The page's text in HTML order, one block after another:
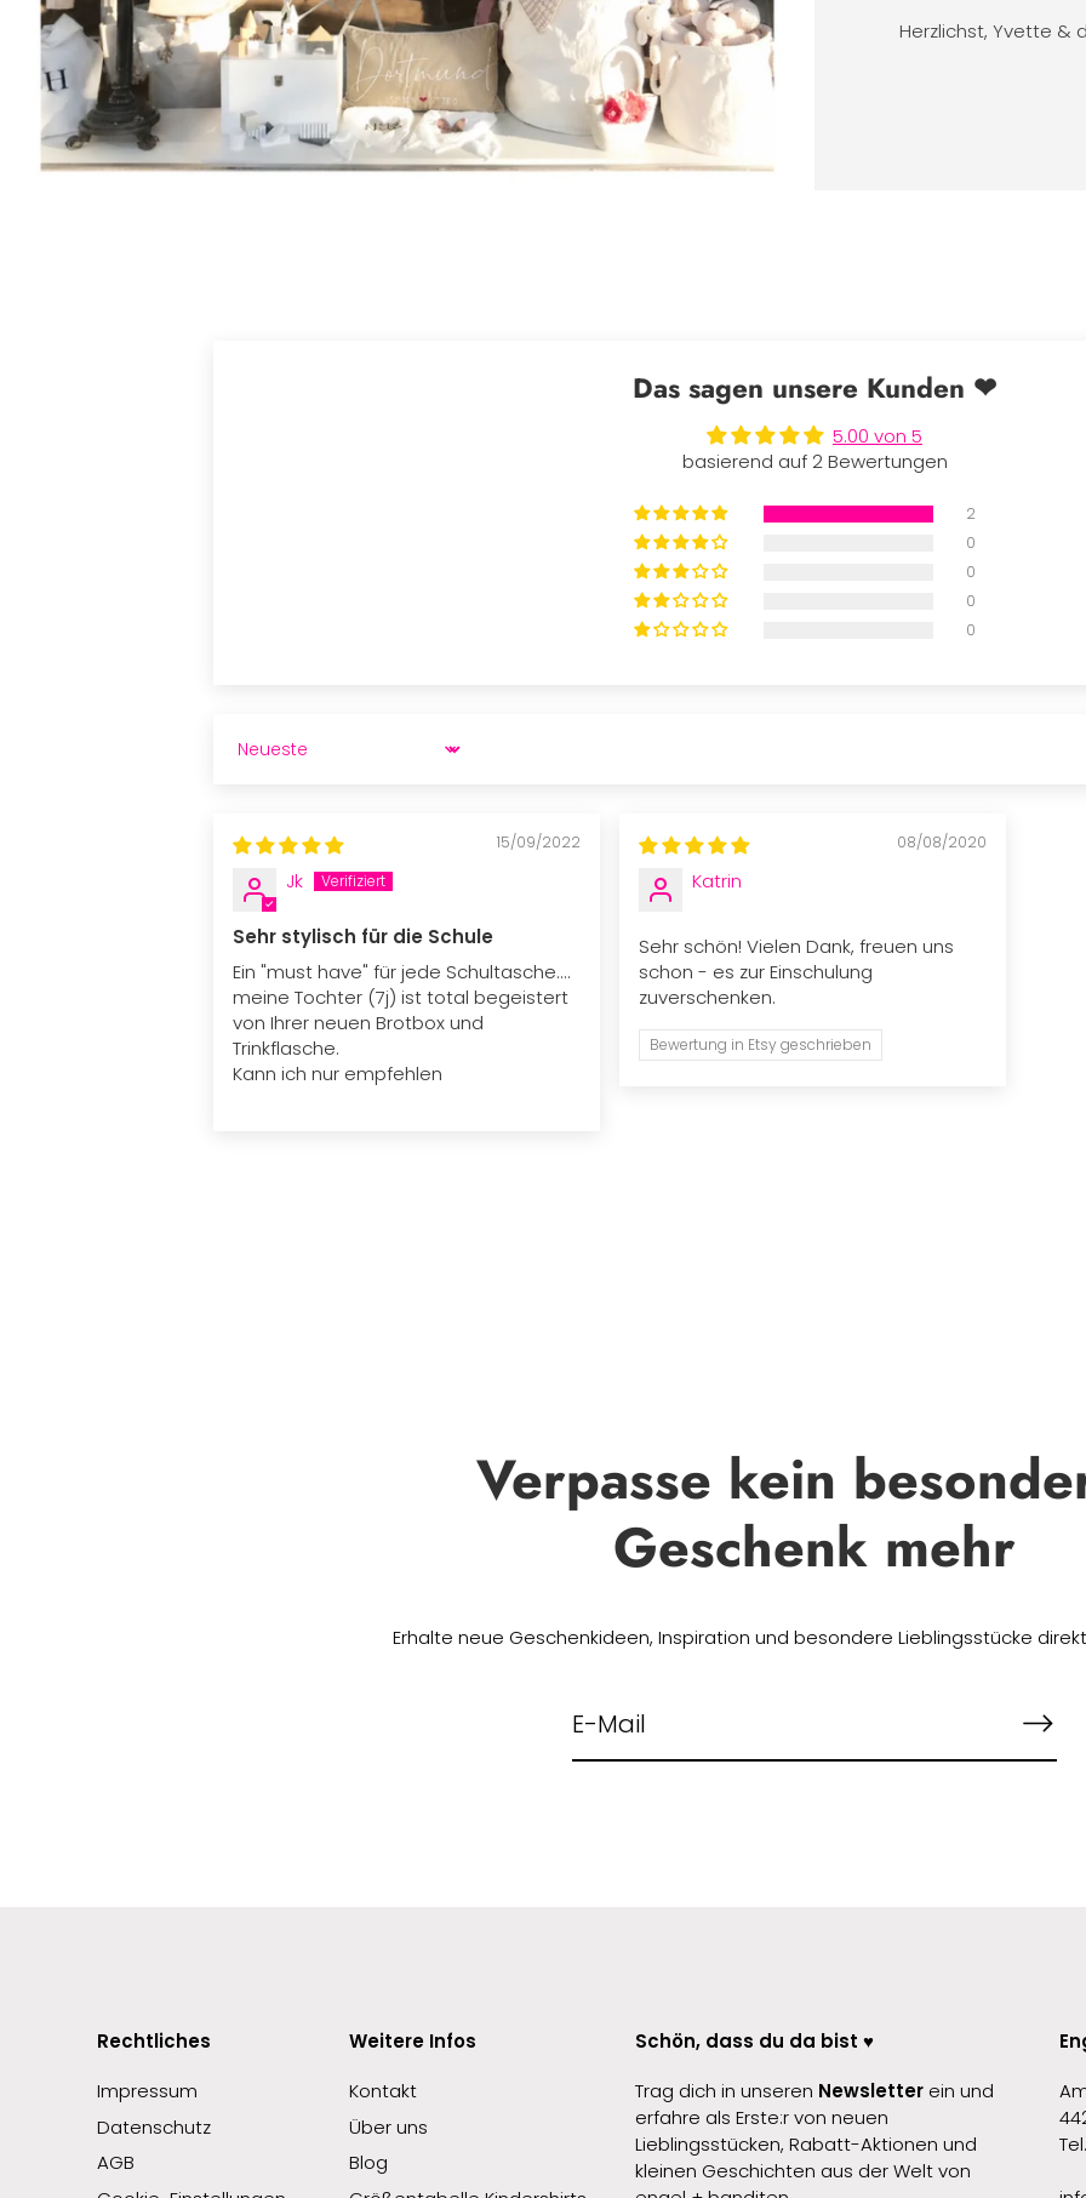
Herzlichst, Yvette &
Das sagen unsere Kunden ❤
5.00 von 5
basierend auf 2 Bewertungen
2
0
0
0
0
SORT BY
15/09/2022
Jk
Sehr stylisch für die Schule
Ein "must have" für jede Schultasche....
meine Tochter (7j) ist total begeistert
von Ihrer neuen Brotbox und
Trinkflasche.
Kann ich nur empfehlen
08/08/2020
Katrin
Sehr schön! Vielen Dank, freuen uns
schon - es zur Einschulung
zuverschenken.
Bewertung in Etsy geschrieben
Verpasse kein
Geschenk mehr
Erhalte neue Geschenkideen, Inspiration und besondere Lieblingsstücke
Rechtliches
Impressum
Datenschutz
AGB
Weitere Infos
Kontakt
Über uns
Blog
Schön, dass du da bist ♥️
Trag dich in unseren Newsletter ein und
erfahre als Erste:r von neuen
Lieblingsstücken, Rabatt-Aktionen und
kleinen Geschichten aus der Welt von